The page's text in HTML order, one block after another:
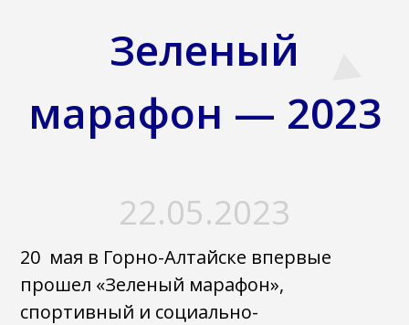
Зеленый
марафон — 2023
22.05.2023
20 мая в Горно-Алтайске впервые
прошел «Зеленый марафон»,
спортивный и социально-